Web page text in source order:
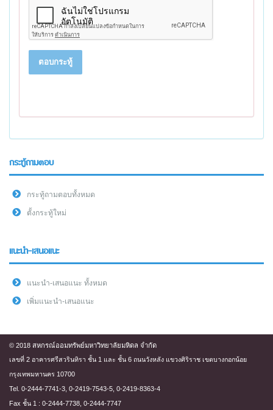
ตอบกระทู้
กระทู้ถามตอบ
กระทู้ถามตอบทั้งหมด
ตั้งกระทู้ใหม่
แนะนำ-เสนอแนะ
แนะนำ-เสนอแนะ ทั้งหมด
เพิ่มแนะนำ-เสนอแนะ
© 2018 สหกรณ์ออมทรัพย์มหาวิทยาลัยมหิดล จำกัด
เลขที่ 2 อาคารศรีสวรินทิรา ชั้น 1 และ ชั้น 6 ถนนวังหลัง แขวงศิริราช เขตบางกอกน้อย
กรุงเทพมหานคร 10700
Tel. 0-2444-7741-3, 0-2419-7543-5, 0-2419-8363-4
Fax ชั้น 1 : 0-2444-7738, 0-2444-7747